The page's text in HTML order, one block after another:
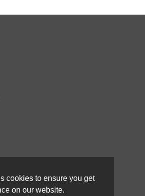
cookies to ensure you get
on our website.